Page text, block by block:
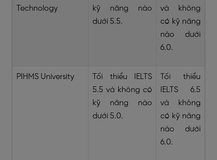
Technology
kỹ năng nào
dưới 5.5.
và không
có kỹ năng
nào dưới
6.0.
PIHMS University
Tối thiểu IELTS
5.5 và không có
kỹ năng nào
dưới 5.0.
Tối thiểu
IELTS 6.5
và không
có kỹ năng
nào dưới
6.0.